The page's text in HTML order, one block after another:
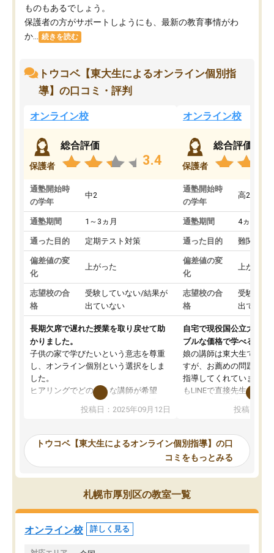
ものもあるでしょう。
保護者の方がサポートしようにも、最新の教育事情がわ
か...
続きを読む
トウコベ【東大生によるオンライン個別指
導】の口コミ・評判
オンライン校
保護者
総合評価
3.4
通塾開始時
の学年
中2
通塾期間 1～3ヵ月
通った目的 定期テスト対策
偏差値の変
化
上がった
志望校の合
格
受験していない/結果が
出ていない
長期欠席で遅れた授業を取り戻せて助
かりました。
子供の家で学びたいという意志を尊重
し、オンライン個別という選択をしま
した。
ヒアリングでどのような講師が希望
か、オプションは付帯するかなど選ぶ
事が出来ました。
ーティングを行い、その講師で良いか
見てから講師を決定する事ができま
す。
うちの子は、初回面談の講師の方で決
オンラインツールを使用した単語帳の
共有があり宿題もそちらで出される形
でした。
投稿日：2025年09月12日
オンライン校
保護者
総合評価
通塾開始時
の学年
高2
通塾期間 4ヵ月～1
通った目的 難関私立
偏差値の変
化
上がった
志望校の合
格
受験して
出ていな
自宅で現役国公立大学生
ブルな価格で学べる
娘の講師は東大生では無
すが、お薦めの問題集や
指導してくれています。
もLINEで直接先生に質問
めれるので、個人に合
いなのがあり(有料)、受
ことをどんなスケジュー
くか相談したのですが、
ち期待したものではなく
内容でした。それでも明
やる気も出ましたし、苦
くなってきたようなので
投稿日：
トウコベ【東大生によるオンライン個別指導】の口
コミをもっとみる
札幌市厚別区の教室一覧
オンライン校 詳しく見る